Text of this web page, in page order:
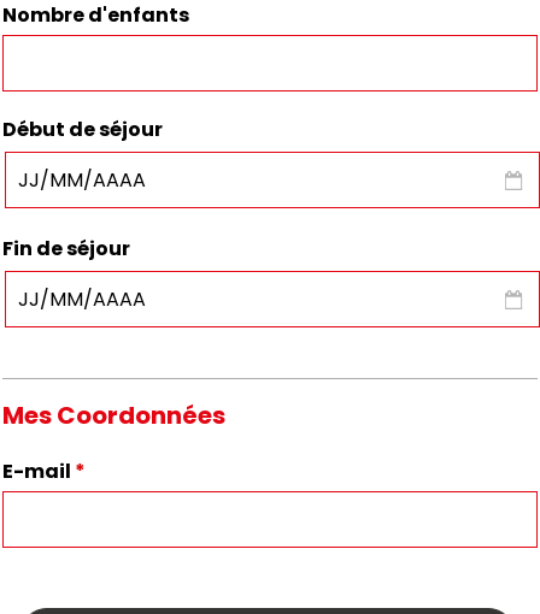
Nombre d'enfants
Début de séjour
Fin de séjour
Mes Coordonnées
E-mail *